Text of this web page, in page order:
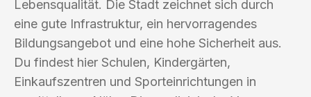
Lebensqualität. Die Stadt zeichnet sich durch
eine gute Infrastruktur, ein hervorragendes
Bildungsangebot und eine hohe Sicherheit aus.
Du findest hier Schulen, Kindergärten,
Einkaufszentren und Sporteinrichtungen in